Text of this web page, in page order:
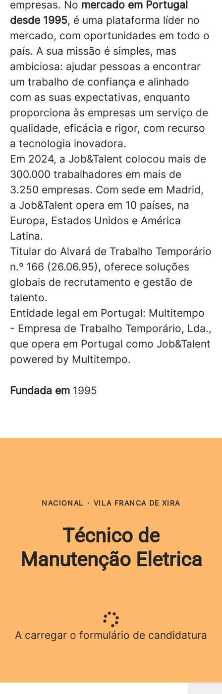
empresas. No mercado em Portugal
desde 1995, é uma plataforma líder no
mercado, com oportunidades em todo o
país. A sua missão é simples, mas
ambiciosa: ajudar pessoas a encontrar
um trabalho de confiança e alinhado
com as suas expectativas, enquanto
proporciona às empresas um serviço de
qualidade, eficácia e rigor, com recurso
a tecnologia inovadora.
Em 2024, a Job&Talent colocou mais de
300.000 trabalhadores em mais de
3.250 empresas. Com sede em Madrid,
a Job&Talent opera em 10 países, na
Europa, Estados Unidos e América
Latina.
Titular do Alvará de Trabalho Temporário
n.º 166 (26.06.95), oferece soluções
globais de recrutamento e gestão de
talento.
Entidade legal em Portugal: Multitempo
- Empresa de Trabalho Temporário, Lda.,
que opera em Portugal como Job&Talent
powered by Multitempo.
Fundada em 1995
NACIONAL · VILA FRANCA DE XIRA
Técnico de
Manutenção Eletrica
A carregar o formulário de candidatura